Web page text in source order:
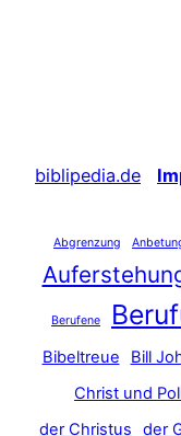
biblipedia.de
Abgrenzung
Berufene
Bibeltreue
Bill
Christ und
der Christus der